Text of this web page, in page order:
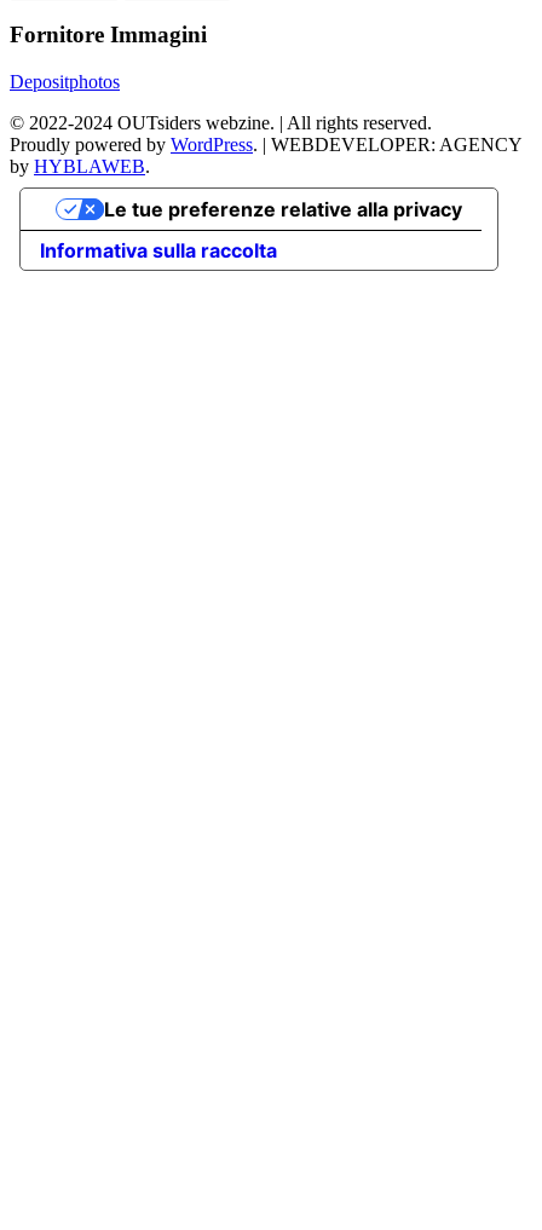
Fornitore Immagini
Depositphotos
© 2022-2024 OUTsiders webzine. | All rights reserved.
Proudly powered by WordPress. | WEBDEVELOPER: AGENCY
by HYBLAWEB.
Informativa sulla raccolta
Le tue preferenze relative alla privacy